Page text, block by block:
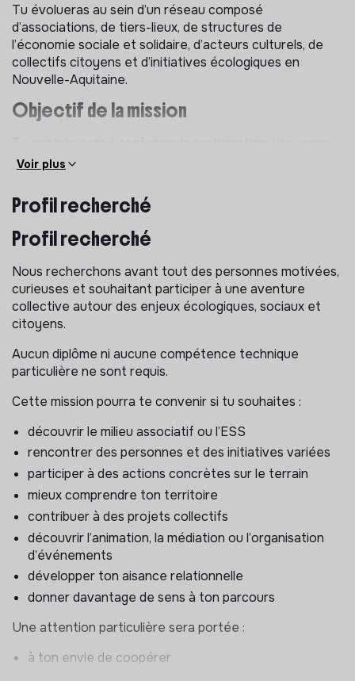
Tu évolueras au sein d’un réseau composé
d’associations, de tiers-lieux, de structures de
l’économie sociale et solidaire, d’acteurs culturels, de
collectifs citoyens et d’initiatives écologiques en
Nouvelle-Aquitaine.
Objectif de la mission
et les coopérations locales en facilitant :
la découverte des initiatives du territoire
la circulation des idées, témoignages et expériences
structures locales
l’expression collective autour des enjeux écologiques
et sociaux
l’émergence de nouvelles envies d’agir et de
coopérer
Une mission en trois axes
1 — Rencontres, animation et médiation
Tu participeras à l’organisation et à l’animation d’actions
ouvertes au public.
Tu pourras notamment :
accueillir les participants lors des ateliers,
événements et rencontres
contribuer à l’installation des espaces et des
supports d’intervention
participer à l’animation d’ateliers participatifs et de
faciliter la prise de parole et les rencontres entre les
participants
Voir plus
Profil recherché
Profil recherché
Nous recherchons avant tout des personnes motivées,
curieuses et souhaitant participer à une aventure
collective autour des enjeux écologiques, sociaux et
citoyens.
Aucun diplôme ni aucune compétence technique
particulière ne sont requis.
Cette mission pourra te convenir si tu souhaites :
découvrir le milieu associatif ou l’ESS
rencontrer des personnes et des initiatives variées
participer à des actions concrètes sur le terrain
mieux comprendre ton territoire
contribuer à des projets collectifs
découvrir l’animation, la médiation ou l’organisation
d’événements
développer ton aisance relationnelle
donner davantage de sens à ton parcours
Une attention particulière sera portée :
à ton envie de coopérer